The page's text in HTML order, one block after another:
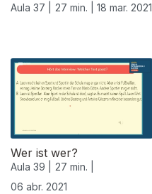
Aula 37 | 27 min. | 18 mar. 2021
Wer ist wer?
Aula 39 |
27 min. |
06 abr. 2021